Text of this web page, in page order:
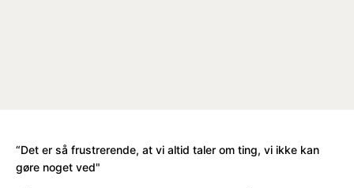
“Det er så frustrerende, at vi altid taler om ting, vi ikke kan
gøre noget ved"